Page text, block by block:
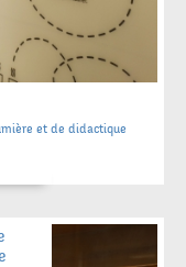
et de didactique